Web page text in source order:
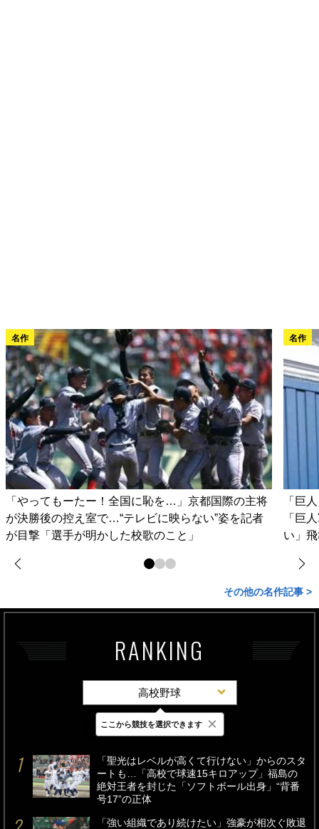
名作
「やってもーたー！全国に恥を…」京都国際の主将
が決勝後の控え室で…“テレビに映らない”姿を記者
が目撃「選手が明かした校歌のこと」
名作
「巨
「巨
い」
その他の名作記事 >
RANKING
高校野球
最新 24時間 週間
「聖光はレベルが高くて行けない」からのスタ
ートも…「高校で球速15キロアップ」福島の
絶対王者を封じた「ソフトボール出身」“背番
号17”の正体
「強い組織であり続けたい」強豪が相次ぐ敗退
ここから競技を選択できます ×